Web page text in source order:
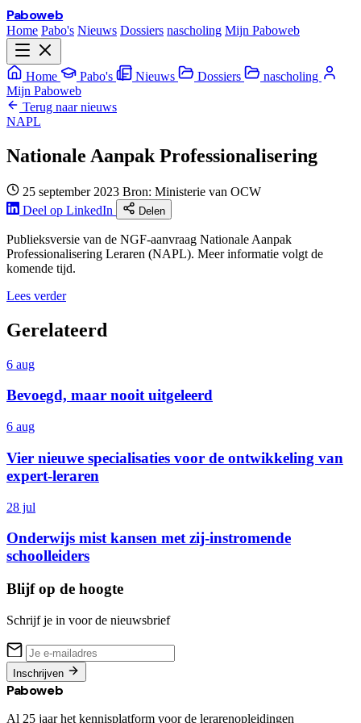
Paboweb
Home Pabo's Nieuws Dossiers nascholing Mijn Paboweb
Home Pabo's Nieuws Dossiers
nascholing
Mijn Paboweb
Terug naar nieuws
NAPL
Nationale Aanpak Professionalisering
25 september 2023 Bron: Ministerie van OCW
Deel op LinkedIn
Delen
Publieksversie van de NGF-aanvraag Nationale Aanpak
Professionalisering Leraren (NAPL). Meer informatie volgt de
komende tijd.
Lees verder
Gerelateerd
6 aug
Bevoegd, maar nooit uitgeleerd
6 aug
Vier nieuwe specialisaties voor de ontwikkeling van
expert-leraren
28 jul
Onderwijs mist kansen met zij-instromende
schoolleiders
Blijf op de hoogte
Schrijf je in voor de nieuwsbrief
Inschrijven
Paboweb
Al 25 jaar het kennisplatform voor de lerarenopleidingen